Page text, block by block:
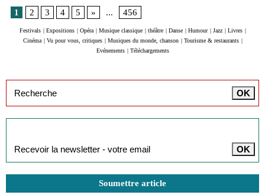
1
2 3 4 5 » ... 456
Festivals | Expositions | Opéra | Musique classique | théâtre | Danse | Humour | Jazz | Livres |
Cinéma | Vu pour vous, critiques | Musiques du monde, chanson | Tourisme & restaurants |
Evénements | Téléchargements
Soumettre article